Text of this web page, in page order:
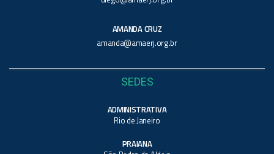
AMANDA CRUZ
amanda@amaerj.org.br
SEDES
ADMINISTRATIVA
Rio de Janeiro
PRAIANA